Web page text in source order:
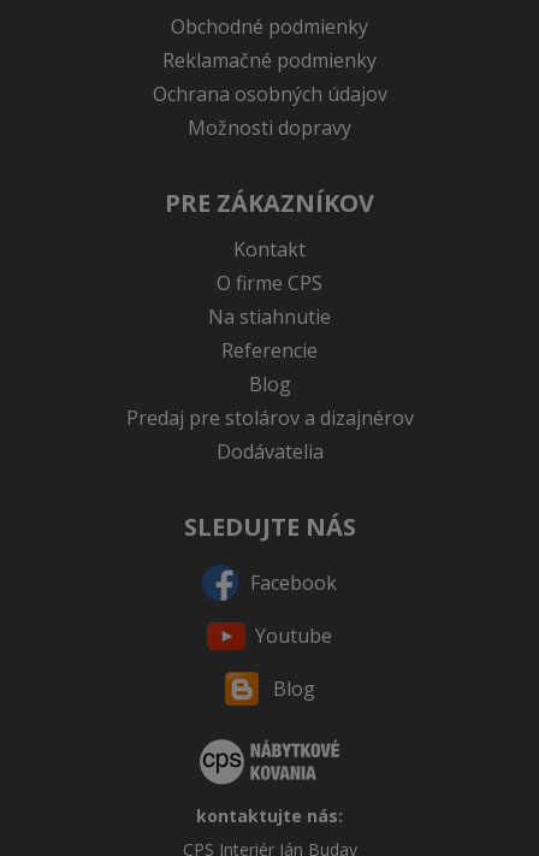
Obchodné podmienky
Reklamačné podmienky
Ochrana osobných údajov
Možnosti dopravy
PRE ZÁKAZNÍKOV
Kontakt
O firme CPS
Na stiahnutie
Referencie
Blog
Predaj pre stolárov a dizajnérov
Dodávatelia
SLEDUJTE NÁS
Facebook
Youtube
Blog
kontaktujte nás:
CPS Interiér Ján Buday